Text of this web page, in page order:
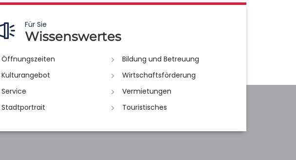
Für Sie
Wissenswertes
Öffnungszeiten
Bildung und Betreuung
Kulturangebot
Wirtschaftsförderung
Service
Vermietungen
Stadtportrait
Touristisches